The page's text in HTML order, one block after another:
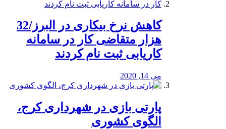
کاهش نرخ بیکاری در البرز/32
هزار متقاضی کار در سامانه
کاریابی ثبت نام کردند
می 14, 2020
پارتی بازی در شهرداری کرج،
الگوی کشوری